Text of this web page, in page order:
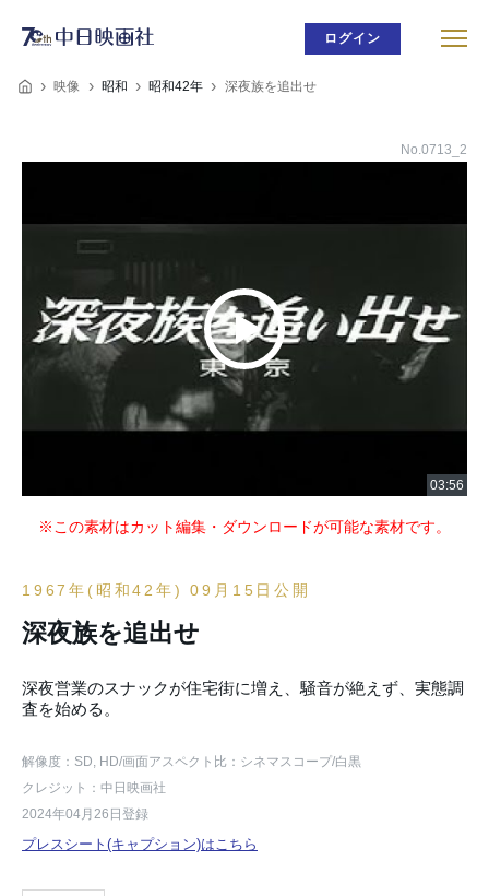
ログイン
映像 昭和 昭和42年 深夜族を追出せ
No.0713_2
※この素材はカット編集・ダウンロードが可能な素材です。
1967年(昭和42年) 09月15日公開
深夜族を追出せ
深夜営業のスナックが住宅街に増え、騒音が絶えず、実態調
査を始める。
解像度：SD, HD/画面アスペクト比：シネマスコープ/白黒
クレジット：中日映画社
2024年04月26日登録
プレスシート(キャプション)はこちら